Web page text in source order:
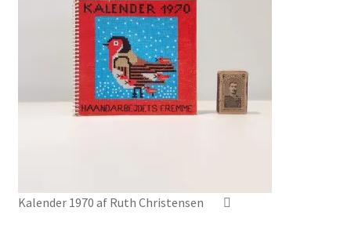
Kalender 1970 af Ruth Christensen